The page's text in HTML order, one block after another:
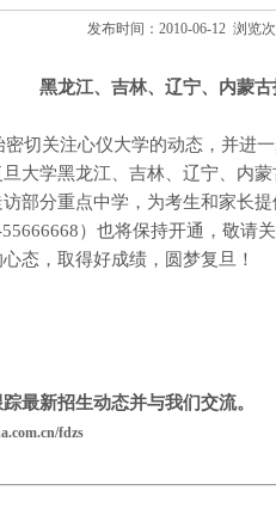
发布时间：2010-06-12 浏览
黑龙江、吉林、辽宁、内蒙
切关注心仪大学的动态，并进
大学黑龙江、吉林、辽宁、内
部分重点中学，为考生和家长
）也将保持开通，敬请关
态，取得好成绩，圆梦复旦！
踪最新招生动态并与我们交流。
fdzs